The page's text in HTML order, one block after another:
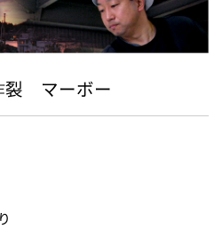
裂 マーボー